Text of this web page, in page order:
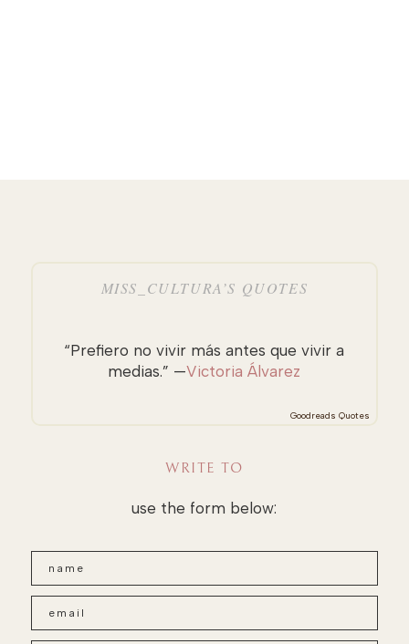
MISS_CULTURA’S QUOTES
“Prefiero no vivir más antes que vivir a
medias.” —Victoria Álvarez
Goodreads Quotes
WRITE TO
use the form below: